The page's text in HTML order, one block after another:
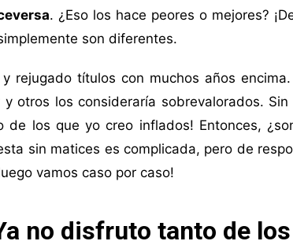
. ¿Eso los hace peores o mejores?
son diferentes.
rejugado títulos con muchos años
otros los consideraría sobrevalorados. Sin
de los que yo creo inflados! Entonces,
sin matices es complicada, pero de
vamos caso por caso!
no disfruto tanto de